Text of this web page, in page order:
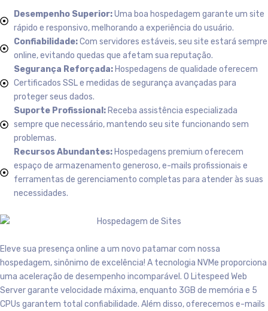
Desempenho Superior:Uma boa hospedagem garante um site
rápido e responsivo, melhorando a experiência do usuário.
Confiabilidade:Com servidores estáveis, seu site estará sempre
online, evitando quedas que afetam sua reputação.
Segurança Reforçada:Hospedagens de qualidade oferecem
Certificados SSL e medidas de segurança avançadas para
proteger seus dados.
Suporte Profissional:Receba assistência especializada
sempre que necessário, mantendo seu site funcionando sem
problemas.
Recursos Abundantes:Hospedagens premium oferecem
espaço de armazenamento generoso, e-mails profissionais e
ferramentas de gerenciamento completas para atender às suas
necessidades.
Eleve sua presença online a um novo patamar com nossa
hospedagem, sinônimo de excelência! A tecnologia NVMe proporciona
uma aceleração de desempenho incomparável. O Litespeed Web
Server garante velocidade máxima, enquanto 3GB de memória e 5
CPUs garantem total confiabilidade. Além disso, oferecemos e-mails